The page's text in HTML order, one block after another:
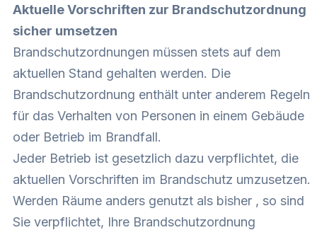
Aktuelle Vorschriften zur Brandschutzordnung
sicher umsetzen
Brandschutzordnungen müssen stets auf dem
aktuellen Stand gehalten werden. Die
Brandschutzordnung enthält unter anderem Regeln
für das Verhalten von Personen in einem Gebäude
oder Betrieb im Brandfall.
Jeder Betrieb ist gesetzlich dazu verpflichtet, die
aktuellen Vorschriften im Brandschutz umzusetzen.
Werden Räume anders genutzt als bisher , so sind
Sie verpflichtet, Ihre Brandschutzordnung